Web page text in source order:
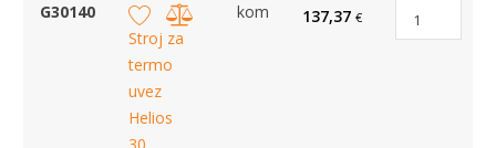
G30140
Stroj za
termo
uvez
Helios
kom 137,37 €